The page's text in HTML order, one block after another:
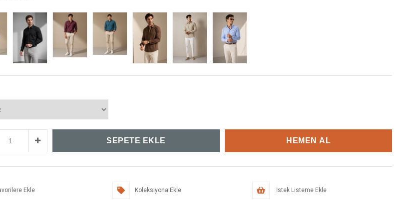
Ekle Koleksiyona Ekle İstek Listeme Ekle